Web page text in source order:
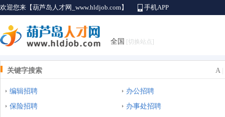
欢迎您来【葫芦岛人才网_www.hldjob.com】 手机APP
全国 [切换站点]
关键字搜索 A|
编辑招聘
办公招聘
保险招聘
办事处招聘